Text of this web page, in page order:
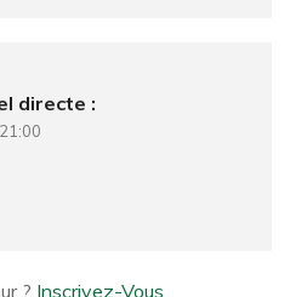
directe :
? Inscrivez-Vous